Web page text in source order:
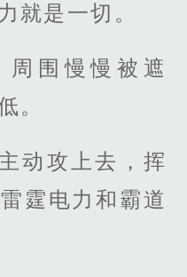
就是一切。
周围慢慢被遮
。
动攻上去，挥
霆电力和霸道